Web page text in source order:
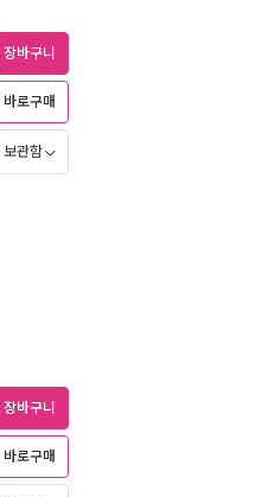
장바구니
바로구매
보관함
장바구니
바로구매